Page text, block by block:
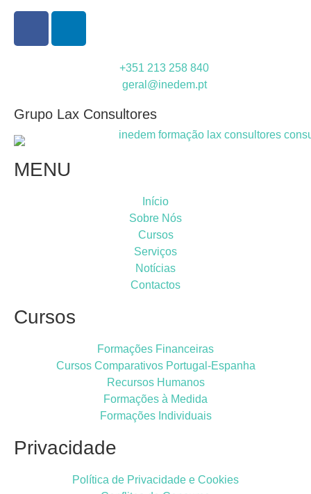
+351 213 258 840
geral@inedem.pt
Grupo Lax Consultores
MENU
Início
Sobre Nós
Cursos
Serviços
Notícias
Contactos
Cursos
Formações Financeiras
Cursos Comparativos Portugal-Espanha
Recursos Humanos
Formações à Medida
Formações Individuais
Privacidade
Política de Privacidade e Cookies